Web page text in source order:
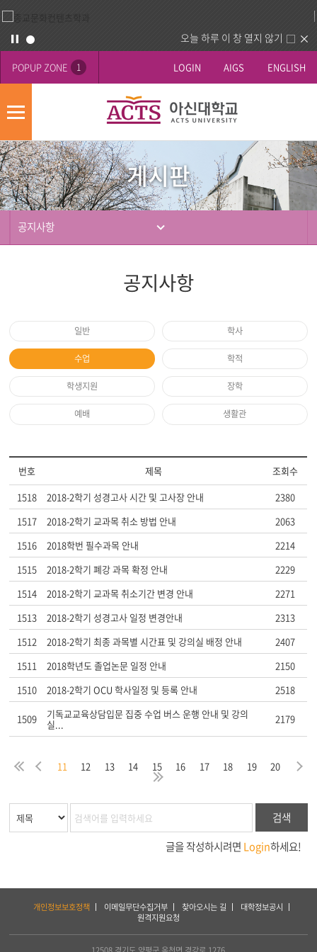
오늘 하루 이 창 열지 않기
POPUP ZONE 1 LOGIN AIGS ENGLISH
모
일
메
뉴
게
시
판
배
너
영
역
게시판
공지사항
공지사항
일반 학사
수업 학적
학생지원 장학
예배 생활관
번호 제목
조회수
1518
2018-2학기 성경고사 시간 및 고사장 안내
2380
1517
2018-2학기 교과목 취소 방법 안내
2063
1516
2018학번 필수과목 안내
2214
1515
2018-2학기 폐강 과목 확정 안내
2229
1514
2018-2학기 교과목 취소기간 변경 안내
2271
1513
2018-2학기 성경고사 일정 변경안내
2313
1512
2018-2학기 최종 과목별 시간표 및 강의실 배정 안내
2407
1511
2018학년도 졸업논문 일정 안내
2150
1510
2018-2학기 OCU 학사일정 및 등록 안내 2518
1509 기독교교육상담입문 집중 수업 버스 운행 안내 및 강의
실... 2179
처
음
이 11 12 13 14 15 16 17 18 19 20 다
마
지
검색
글을 작성하시려면 Login하세요!
개인정보보호정책 이메일무단수집거부 찾아오시는 길
대학정보공시
원격지원요청